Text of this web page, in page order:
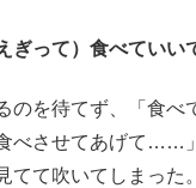
って）食べていい
を待てず、「食べ
べさせてあげて……
てて吹いてしまった。